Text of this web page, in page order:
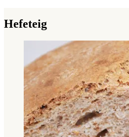
Hefeteig